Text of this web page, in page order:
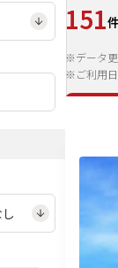
151
※データ
※ご利用日